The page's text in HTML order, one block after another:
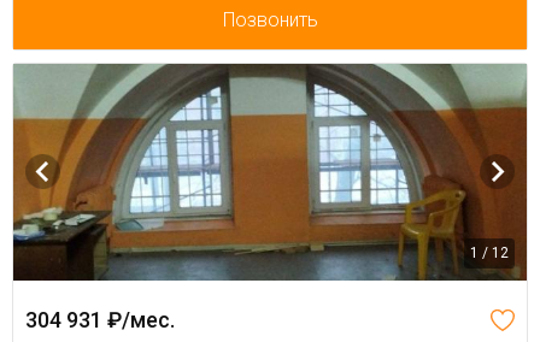
Позвонить
1 / 12
304 931 ₽/мес.